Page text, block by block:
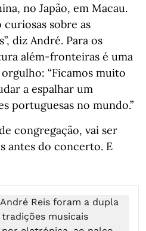
no Japão, em Macau.
curiosas sobre as
diz André. Para os
além‑fronteiras é uma
“Ficamos muito
a espalhar um
portuguesas no mundo.”
congregação, vai ser
antes do concerto. E